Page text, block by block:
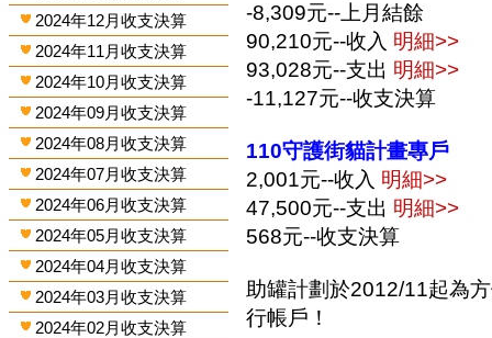
2024年12月收支決算
2024年11月收支決算
2024年10月收支決算
2024年09月收支決算
2024年08月收支決算
2024年07月收支決算
2024年06月收支決算
2024年05月收支決算
2024年04月收支決算
2024年03月收支決算
2024年02月收支決算
-8,309元--上月結餘
90,210元--收入 明細>>
93,028元--支出 明細>>
-11,127元--收支決算
110守護街貓計畫專戶
2,001元--收入 明細>>
47,500元--支出 明細>>
568元--收支決算
助罐計劃於2012/11起為
行帳戶！